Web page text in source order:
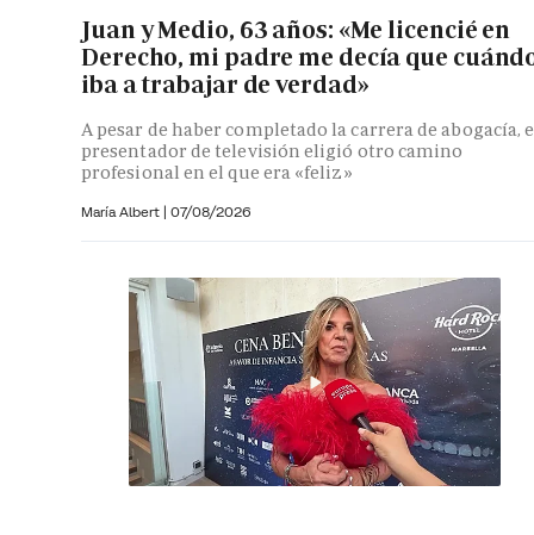
Juan y Medio, 63 años: «Me licencié en
Derecho, mi padre me decía que
iba a trabajar de verdad»
A pesar de haber completado la carrera de abogacía,
presentador de televisión eligió otro camino
profesional en el que era «feliz»
María Albert | 07/08/2026